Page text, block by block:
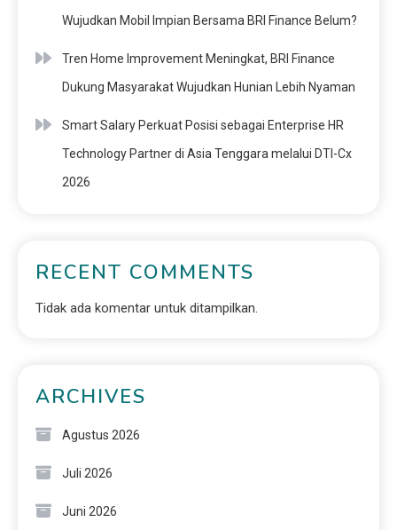
Wujudkan Mobil Impian Bersama BRI Finance Belum?
Tren Home Improvement Meningkat, BRI Finance
Dukung Masyarakat Wujudkan Hunian Lebih Nyaman
Smart Salary Perkuat Posisi sebagai Enterprise HR
Technology Partner di Asia Tenggara melalui DTI-Cx
2026
RECENT COMMENTS
Tidak ada komentar untuk ditampilkan.
ARCHIVES
Agustus 2026
Juli 2026
Juni 2026